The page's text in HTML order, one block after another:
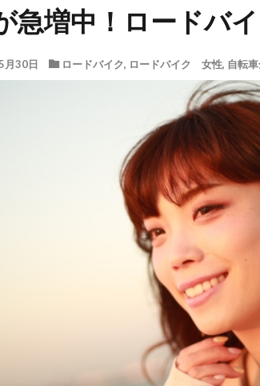
急増中！ロードバ
月30日 ロードバイク, ロードバイク 女性, 自転